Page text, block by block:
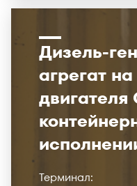
Дизель-
агрегат
двигателя
Терминал: